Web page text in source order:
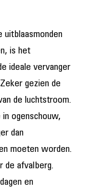
uitblaasmonden
is het
ideale vervanger
gezien de
de luchtstroom.
ogenschouw,
dan
moeten worden.
de afvalberg.
en